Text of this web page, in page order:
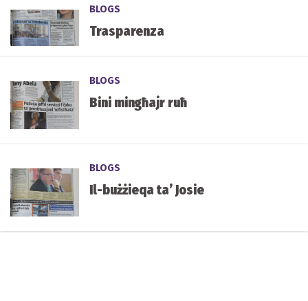
BLOGS
Trasparenza
BLOGS
Bini mingħajr ruħ
BLOGS
Il-bużżieqa ta’ Josie